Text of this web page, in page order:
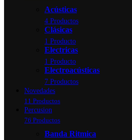
Acústicas
4 Productos
Clásicas
1 Producto
Electricas
1 Producto
Electroacústicas
7 Productos
Novedades
11 Productos
Percusion
76 Productos
Banda Ritmica